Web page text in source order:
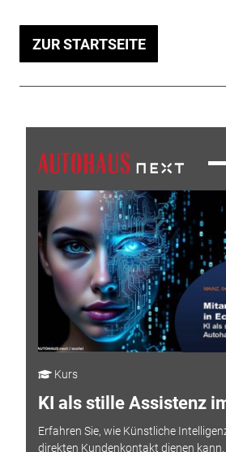
ZUR STARTSEITE
Kurs
KI als stille Assistenz
Erfahren Sie, wie Künstliche
direkten Kundenkontakt dienen kann.